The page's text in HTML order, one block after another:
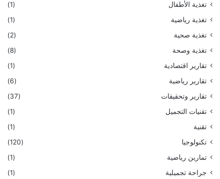
تغذية الأطفال
(1)
تغذية رياضية
(1)
تغذية صحية
(2)
تغذية وصحة
(8)
تقارير اقتصادية
(1)
تقارير رياضية
(6)
تقارير وتحقيقات
(37)
تقنيات التجميل
(1)
تقنية
(1)
تكنولوجيا
(120)
تمارين رياضية
(1)
جراحة تجميلية
(1)